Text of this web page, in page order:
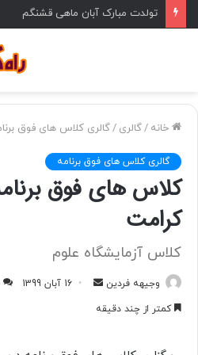
تولدت مبارک آبان ماهی قشنگم
خانه /گالری /گالری کلاس های فوق
گالری کلاس های فوق برنامه
کلاس های فوق
کرامت
کلاس آزمایشگاه علوم
وجیهه فردین 16 آبان 1399
کمتر از چند دقیقه